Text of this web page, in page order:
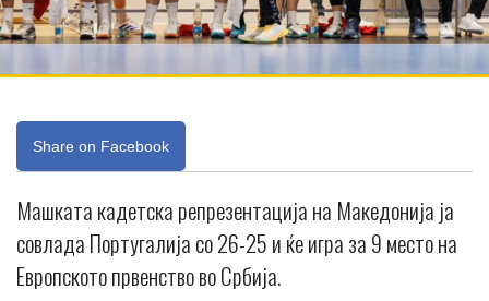
Share on Facebook
Машката кадетска репрезентација на Македонија ја
совлада Португалија со 26-25 и ќе игра за 9 место на
Европското првенство во Србија.